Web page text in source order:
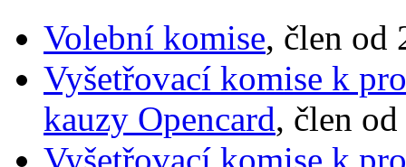
Volební komise, člen od
Vyšetřovací komise k
kauzy Opencard, člen
Vyšetřovací komise k